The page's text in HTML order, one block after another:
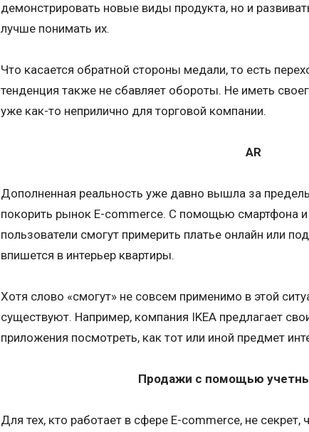
демонстрировать новые виды продукта, но и
лучше понимать их.
Что касается обратной стороны медали, то есть
тенденция также не сбавляет обороты. Не иметь
уже как-то неприлично для торговой компании.
AR
Дополненная реальность уже давно вышла за
покорить рынок E-commerce. С помощью смартфона и
пользователи смогут примерить платье онлайн или
впишется в интерьер квартиры.
Хотя слово «смогут» не совсем применимо в этой
существуют. Например, компания IKEA предлагает
приложения посмотреть, как тот или иной предмет
Продажи с помощью
Для тех, кто работает в сфере E-commerce, не секрет,